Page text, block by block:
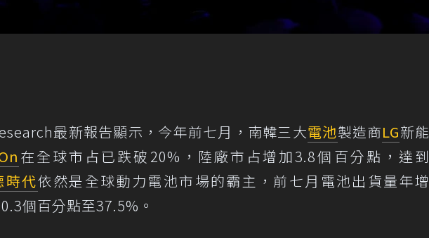
最新報告顯示，今年前七月，南韓三大電池製造商LG新能
在全球市占已跌破20%，陸廠市占增加3.8個百分點，達到
時代依然是全球動力電池市場的霸主，前七月電池出貨量年增
個百分點至37.5%。